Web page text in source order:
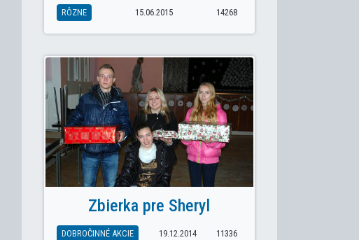
RÔZNE 15.06.2015 14268
Zbierka pre Sheryl
DOBROČINNÉ AKCIE 19.12.2014 11336